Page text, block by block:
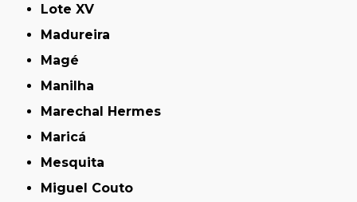
Lote XV
Madureira
Magé
Manilha
Marechal Hermes
Maricá
Mesquita
Miguel Couto